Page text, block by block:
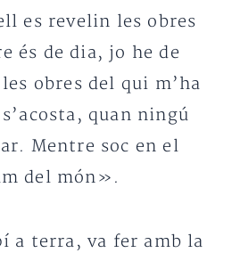
es revelin les obres
és de dia, jo he de
obres del qui m’ha
quan ningú
Mentre soc en el
del món».
a terra, va fer amb la